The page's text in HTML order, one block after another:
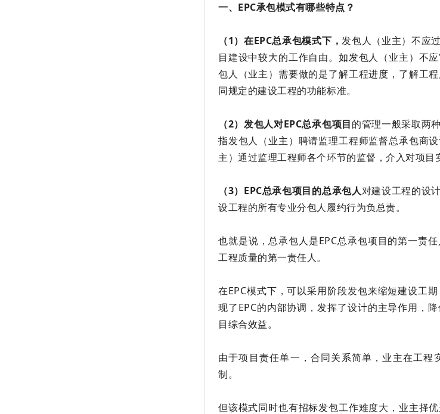
一、EPC承包模式有哪些特点？
（1）在EPC总承包模式下，发包人（业主）不应
目建设中较大的工作自由。如发包人（业主）不
包人（业主）需要做的是了解工程进度，了解工
同规定的建设工程的功能标准。
（2）发包人对EPC总承包项目的管理一般采取两
指发包人（业主）聘请监理工程师监督总承包商
主）通过监理工程师各个环节的监督，介入对项目
（3）EPC总承包项目的总承包人对建设工程的设
设工程的所有专业分包人履约行为负总责。
也就是说，总承包人是EPC总承包项目的第一责
工程质量的第一责任人。
在EPC模式下，可以采用阶段发包来缩短建设工
现了EPC的内部协调，发挥了设计的主导作用，
目综合效益。
由于项目责任单一，合同关系简单，业主在工
制。
但该模式同时也有招标发包工作难度大，业主择